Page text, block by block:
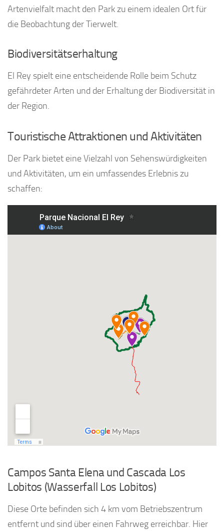
Artenvielfalt macht den Park zu einem idealen Ort für
die Beobachtung der Tierwelt.
Biodiversitätserhaltung
El Rey spielt eine entscheidende Rolle beim Schutz
gefährdeter Arten und der Erhaltung der Biodiversität in
der Region.
Touristische Attraktionen und Aktivitäten
Der Park bietet eine Vielzahl von Sehenswürdigkeiten
und Aktivitäten, um ein umfassendes Erlebnis zu
schaffen:
Campos Santa Elena und Cascada Los
Lobitos (Wasserfall Los Lobitos)
Diese Orte befinden sich 4 km vom Betriebszentrum
entfernt und sind über einen Fahrweg erreichbar. Hier